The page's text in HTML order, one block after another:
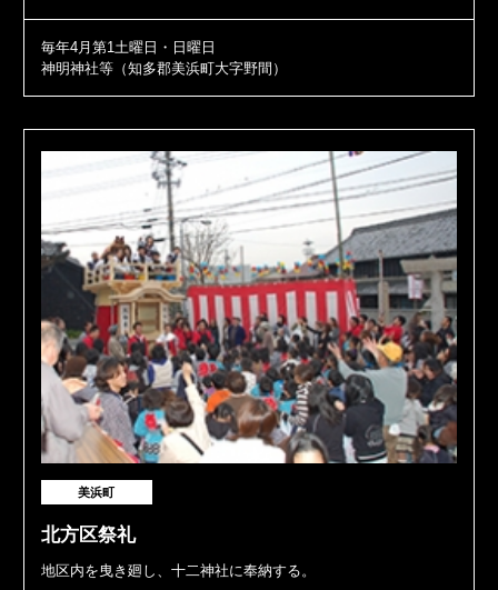
毎年4月第1土曜日・日曜日
神明神社等（知多郡美浜町大字野間）
美浜町
北方区祭礼
地区内を曳き廻し、十二神社に奉納する。